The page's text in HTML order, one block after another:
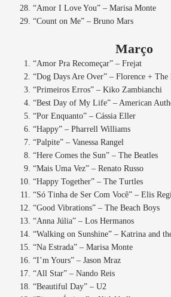
“Amor I Love You” – Marisa Monte
“Count on Me” – Bruno Mars
Março
“Amor Pra Recomeçar” – Frejat
“Dog Days Are Over” – Florence + The
“Primeiros Erros” – Kiko Zambianchi
“Best Day of My Life” – American
“Por Enquanto” – Cássia Eller
“Happy” – Pharrell Williams
“Palpite” – Vanessa Rangel
“Here Comes the Sun” – The Beatles
“Mais Uma Vez” – Renato Russo
“Happy Together” – The Turtles
“Só Tinha de Ser Com Você” – Elis
“Good Vibrations” – The Beach Boys
“Anna Júlia” – Los Hermanos
“Walking on Sunshine” – Katrina and
“Na Estrada” – Marisa Monte
“I’m Yours” – Jason Mraz
“All Star” – Nando Reis
“Beautiful Day” – U2